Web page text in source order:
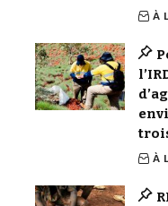
À
À